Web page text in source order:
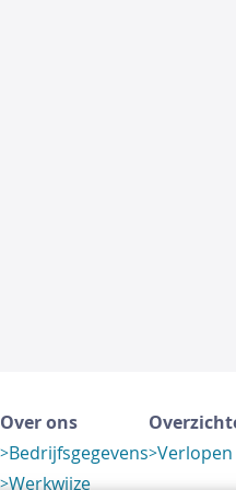
Over ons
Bedrijfsgegevens
Werkwijze